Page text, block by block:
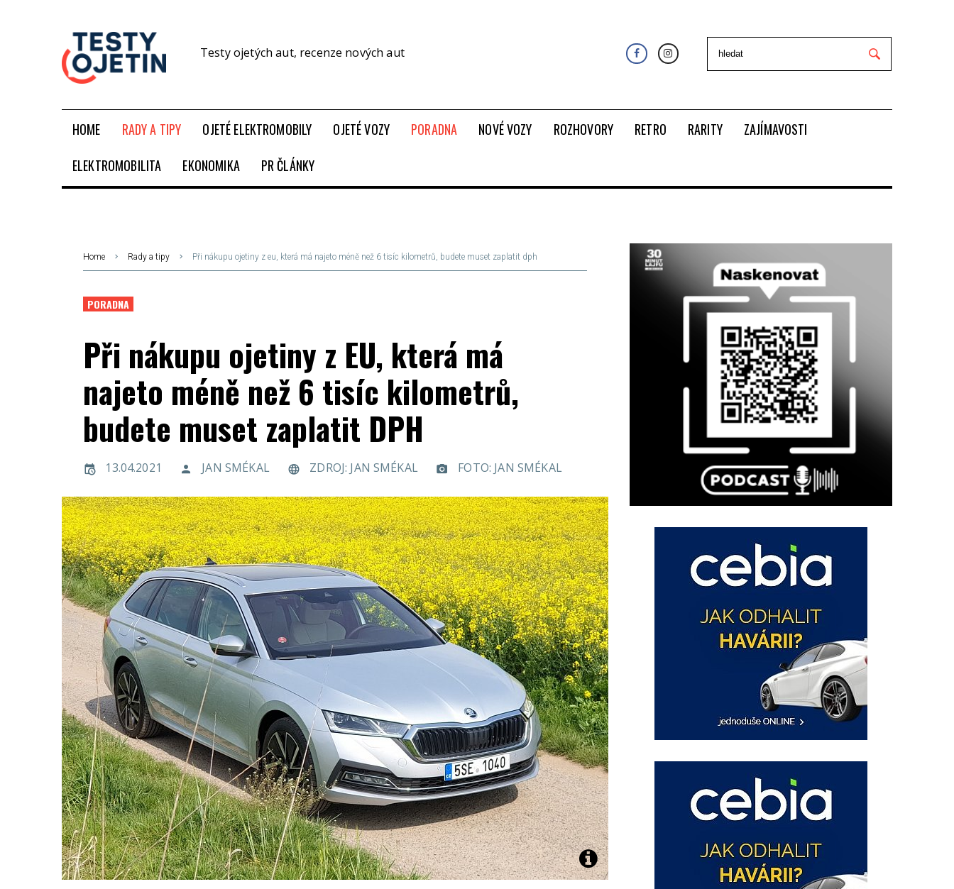
Testy ojetých aut, recenze nových aut
HOME RADY A TIPY OJETÉ ELEKTROMOBILY OJETÉ VOZY PORADNA NOVÉ VOZY ROZHOVORY RETRO RARITY
ZAJÍMAVOSTI
ELEKTROMOBILITA
EKONOMIKA PR ČLÁNKY
Home Rady a tipy Při nákupu ojetiny z eu, která má najeto méně než 6 tisíc kilometrů, budete muset zaplatit dph
PORADNA
Při nákupu ojetiny z EU, která má
najeto méně než 6 tisíc kilometrů,
budete muset zaplatit DPH
13.04.2021 JAN SMÉKAL ZDROJ: JAN SMÉKAL FOTO: JAN SMÉKAL